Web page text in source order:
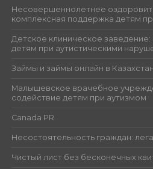
Несовершеннолетнее
комплексная поддержка детям
Детское клиническое
детям при аутистическими
Займы и займы онлайн в
Малышевское врачебное
содействие детям при аутизмом
Canada PR
Несостоятельность граждан:
Чистый лист без бесконечных